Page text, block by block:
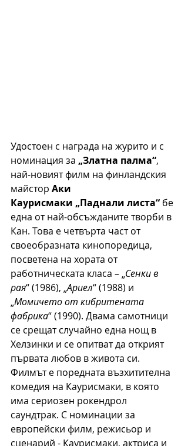
Удостоен с награда на журито и с
номинация за „Златна палма“,
най-новият филм на финландския
майстор Аки
Каурисмаки „Паднали листа“ бе
една от най-обсъжданите творби в
Кан. Това е четвърта част от
своеобразната кинопоредица,
посветена на хората от
работническата класа – „Сенки в
рая“ (1986), „Ариел“ (1988) и
„Момичето от кибритената
фабрика“ (1990). Двама самотници
се срещат случайно една нощ в
Хелзинки и се опитват да открият
първата любов в живота си.
Филмът е поредната възхитителна
комедия на Каурисмаки, в която
има сериозен рокендрол
саундтрак. С номинации за
европейски филм, режисьор и
сценарий - Каурисмаки, актриса и